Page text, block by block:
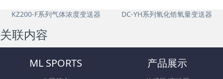
KZ200-F系列气体浓度变送器 DC-YH系列氧化锆氧量变送器
关联内容
ML SPORTS 产品展示